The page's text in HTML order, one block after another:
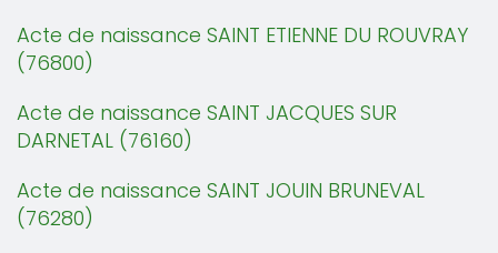
Acte de naissance SAINT ETIENNE DU ROUVRAY
(76800)
Acte de naissance SAINT JACQUES SUR
DARNETAL (76160)
Acte de naissance SAINT JOUIN BRUNEVAL
(76280)